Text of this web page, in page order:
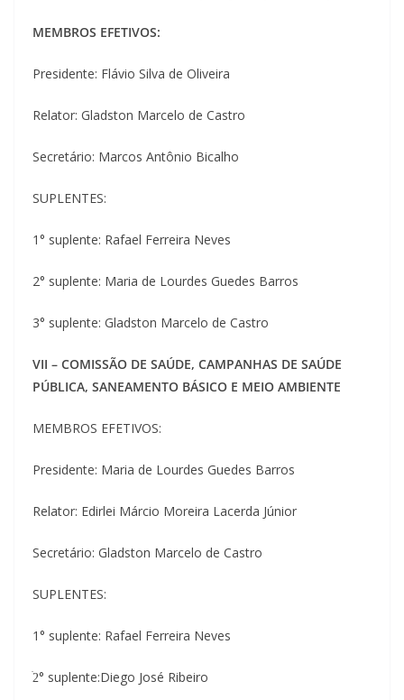
MEMBROS EFETIVOS:
Presidente: Flávio Silva de Oliveira
Relator: Gladston Marcelo de Castro
Secretário: Marcos Antônio Bicalho
SUPLENTES:
1° suplente: Rafael Ferreira Neves
2° suplente: Maria de Lourdes Guedes Barros
3° suplente: Gladston Marcelo de Castro
VII – COMISSÃO DE SAÚDE, CAMPANHAS DE SAÚDE
PÚBLICA, SANEAMENTO BÁSICO E MEIO AMBIENTE
MEMBROS EFETIVOS:
Presidente: Maria de Lourdes Guedes Barros
Relator: Edirlei Márcio Moreira Lacerda Júnior
Secretário: Gladston Marcelo de Castro
SUPLENTES:
1° suplente: Rafael Ferreira Neves
2ׄ° suplente:Diego José Ribeiro